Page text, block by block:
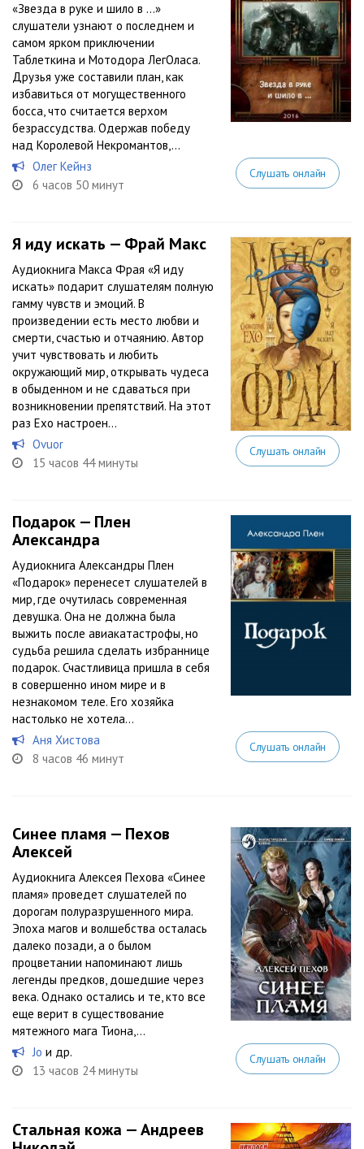
«Звезда в руке и шило в …»
слушатели узнают о последнем и
самом ярком приключении
Таблеткина и Мотодора ЛегОласа.
Друзья уже составили план, как
избавиться от могущественного
босса, что считается верхом
безрассудства. Одержав победу
над Королевой Некромантов,...
Олег Кейнз
6 часов 50 минут
Слушать онлайн
Я иду искать — Фрай Макс
Аудиокнига Макса Фрая «Я иду
искать» подарит слушателям полную
гамму чувств и эмоций. В
произведении есть место любви и
смерти, счастью и отчаянию. Автор
учит чувствовать и любить
окружающий мир, открывать чудеса
в обыденном и не сдаваться при
возникновении препятствий. На этот
раз Ехо настроен...
Ovuor
15 часов 44 минуты
Слушать онлайн
Подарок — Плен
Александра
Аудиокнига Александры Плен
«Подарок» перенесет слушателей в
мир, где очутилась современная
девушка. Она не должна была
выжить после авиакатастрофы, но
судьба решила сделать избраннице
подарок. Счастливица пришла в себя
в совершенно ином мире и в
незнакомом теле. Его хозяйка
настолько не хотела...
Аня Хистова
8 часов 46 минут
Слушать онлайн
Синее пламя — Пехов
Алексей
Аудиокнига Алексея Пехова «Синее
пламя» проведет слушателей по
дорогам полуразрушенного мира.
Эпоха магов и волшебства осталась
далеко позади, а о былом
процветании напоминают лишь
легенды предков, дошедшие через
века. Однако остались и те, кто все
еще верит в существование
мятежного мага Тиона,...
Jo и др.
13 часов 24 минуты
Слушать онлайн
Стальная кожа — Андреев